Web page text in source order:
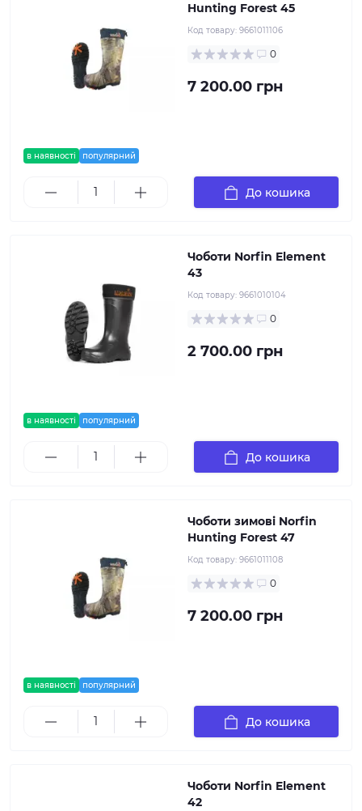
в наявності популярний
Hunting Forest 45
Код товару: 9661011106
0
7 200.00 грн
До кошика
в наявності популярний
Чоботи Norfin Element
43
Код товару: 9661010104
0
2 700.00 грн
До кошика
в наявності популярний
Чоботи зимові Norfin
Hunting Forest 47
Код товару: 9661011108
0
7 200.00 грн
До кошика
Чоботи Norfin Element
42